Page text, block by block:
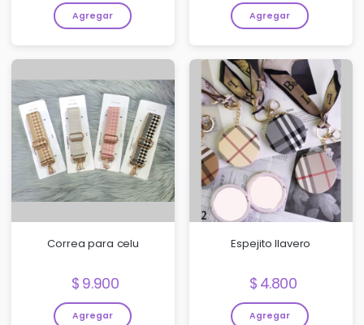
Agregar Agregar
Correa para celu
Precio:
9.900
Agregar
Espejito llavero
Precio:
4.800
Agregar